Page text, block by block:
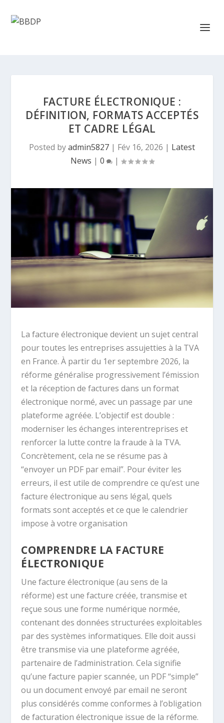
FACTURE ÉLECTRONIQUE :
DÉFINITION, FORMATS ACCEPTÉS
ET CADRE LÉGAL
Posted byadmin5827 | Fév 16, 2026 | Latest
News | 0 |
La facture électronique devient un sujet central
pour toutes les entreprises assujetties à la TVA
en France. À partir du 1er septembre 2026, la
réforme généralise progressivement l’émission
et la réception de factures dans un format
électronique normé, avec un passage par une
plateforme agréée. L’objectif est double :
moderniser les échanges interentreprises et
renforcer la lutte contre la fraude à la TVA.
Concrètement, cela ne se résume pas à
“envoyer un PDF par email”. Pour éviter les
erreurs, il est utile de comprendre ce qu’est une
facture électronique au sens légal, quels
formats sont acceptés et ce que le calendrier
impose à votre organisation
COMPRENDRE LA FACTURE
ÉLECTRONIQUE
Une facture électronique (au sens de la
réforme) est une facture créée, transmise et
reçue sous une forme numérique normée,
contenant des données structurées exploitables
par des systèmes informatiques. Elle doit aussi
être transmise via une plateforme agréée,
partenaire de l’administration. Cela signifie
qu’une facture papier scannée, un PDF “simple”
ou un document envoyé par email ne seront
plus considérés comme conformes à l’obligation
de facturation électronique issue de la réforme.